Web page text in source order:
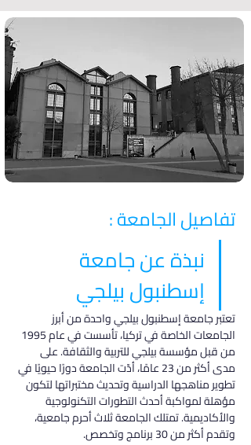
تفاصيل الجامعة :
نبذة عن جامعة
إسطنبول بيلجي
تعتبر جامعة إسطنبول بيلجي واحدة من أبرز
من قبل مؤسسة بيلجي للتربية والثقافة. على
مدى أكثر من 23 عامًا، أدّت الجامعة دورًا حيويًا في
تطوير مناهجها الدراسية وتحديث مختبراتها لتكون
مؤهلة لمواكبة أحدث التطورات التكنولوجية
والأكاديمية. تمتلك الجامعة ثلاث أحرم جامعية،
وتقدم أكثر من 30 برنامج وتخصص.